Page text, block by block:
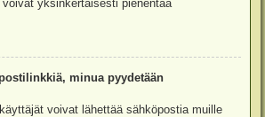
yksinkertaisesti pienentää
minua pyydetään
voivat lähettää sähköpostia muille